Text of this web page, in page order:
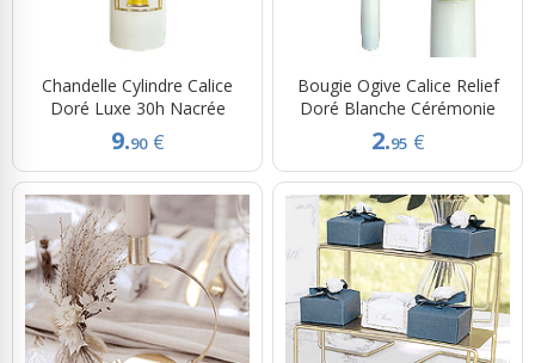
Chandelle Cylindre Calice
Doré Luxe 30h Nacrée
9.90 €
Bougie Ogive Calice Relief
Doré Blanche Cérémonie
2.95 €